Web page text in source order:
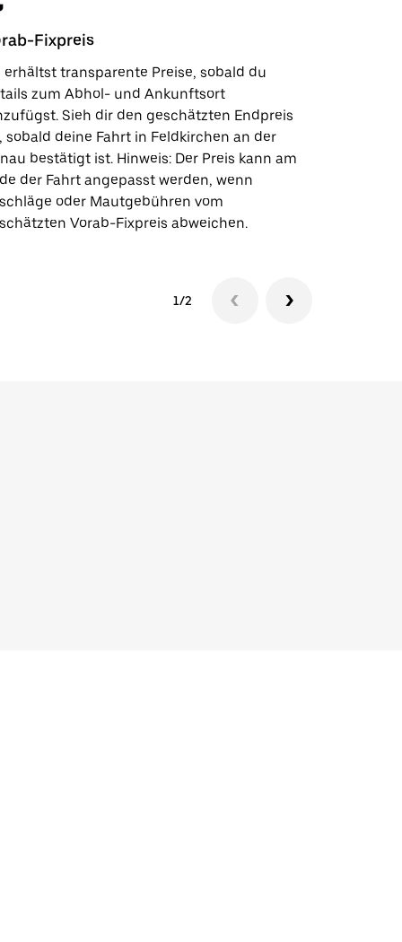
Fixpreis
erhältst transparente Preise, sobald du
zum Abhol- und Ankunftsort
Sieh dir den geschätzten Endpreis
sobald deine Fahrt in Feldkirchen an der
bestätigt ist. Hinweis: Der Preis kann am
der Fahrt angepasst werden, wenn
oder Mautgebühren vom
Vorab-Fixpreis abweichen.
1/2